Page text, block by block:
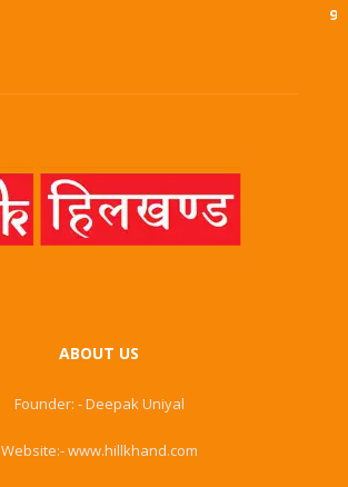
9
ABOUT US
Founder: - Deepak Uniyal
Website:- www.hillkhand.com